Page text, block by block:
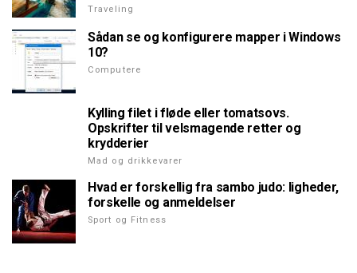
Traveling
Sådan se og konfigurere mapper i Windows
10?
Computere
Kylling filet i fløde eller tomatsovs.
Opskrifter til velsmagende retter og
krydderier
Mad og drikkevarer
Hvad er forskellig fra sambo judo: ligheder,
forskelle og anmeldelser
Sport og Fitness